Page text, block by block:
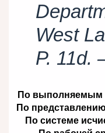
West
P. 11d.
По выполняемым
По
По системе